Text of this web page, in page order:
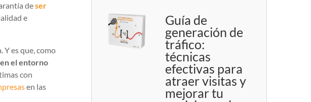
deser
e
Y es que, como
el entorno
con
en las
Guía de
generación de
tráfico:
técnicas
efectivas para
atraer visitas y
mejorar tu